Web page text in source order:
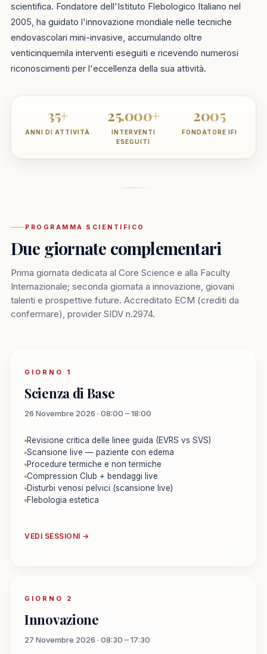
scientifica. Fondatore dell'Istituto Flebologico Italiano nel
2005, ha guidato l'innovazione mondiale nelle tecniche
endovascolari mini-invasive, accumulando oltre
venticinquemila interventi eseguiti e ricevendo numerosi
riconoscimenti per l'eccellenza della sua attività.
35+
ANNI DI ATTIVITÀ
25.000+
INTERVENTI
ESEGUITI
2005
FONDATORE IFI
PROGRAMMA SCIENTIFICO
Due giornate complementari
Prima giornata dedicata al Core Science e alla Faculty
Internazionale; seconda giornata a innovazione, giovani
talenti e prospettive future. Accreditato ECM (crediti da
confermare), provider SIDV n.2974.
GIORNO 1
Scienza di Base
26 Novembre 2026 · 08:00 – 18:00
Revisione critica delle linee guida (EVRS vs SVS)
Scansione live — paziente con edema
Procedure termiche e non termiche
Compression Club + bendaggi live
Disturbi venosi pelvici (scansione live)
Flebologia estetica
VEDI SESSIONI →
GIORNO 2
Innovazione
27 Novembre 2026 · 08:30 – 17:30